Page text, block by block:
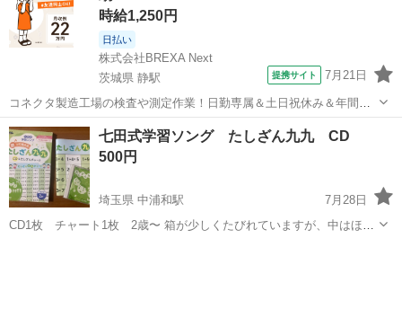
時給1,250円
日払い
株式会社BREXA Next
茨城県 静駅
提携サイト 7月21日
コネクタ製造工場の検査や測定作業！日勤専属＆土日祝休み＆年間休
日128日★クリーンルーム内作業★マイカー通勤OK＆無料駐車場あり
★就業先食堂利用可！日払い制度あり！《茨城県常陸大宮市》 人気の
工場のお仕事 ◇コネクタ製造工...
茨城 常陸大宮市 静駅 その他
七田式学習ソング たしざん九九 CD
500円
埼玉県 中浦和駅
7月28日
CD1枚 チャート1枚 2歳〜 箱が少しくたびれていますが、中はほぼ